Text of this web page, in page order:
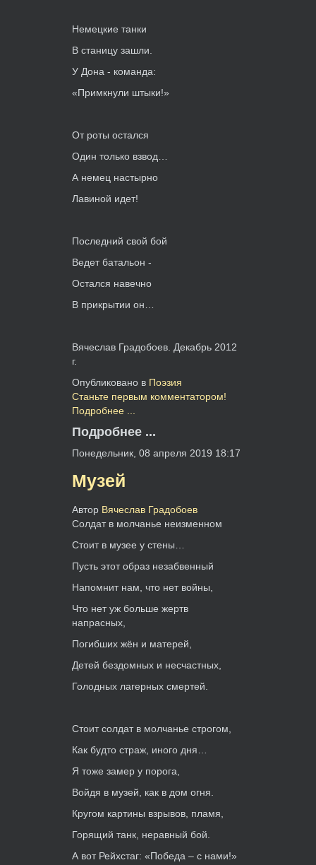
Немецкие танки
В станицу зашли.
У Дона - команда:
«Примкнули штыки!»
От роты остался
Один только взвод…
А немец настырно
Лавиной идет!
Последний свой бой
Ведет батальон -
Остался навечно
В прикрытии он…
Вячеслав Градобоев. Декабрь 2012
г.
Опубликовано в Поэзия
Станьте первым комментатором!
Подробнее ...
Подробнее ...
Понедельник, 08 апреля 2019 18:17
Музей
Автор Вячеслав Градобоев
Солдат в молчанье неизменном
Стоит в музее у стены…
Пусть этот образ незабвенный
Напомнит нам, что нет войны,
Что нет уж больше жертв
напрасных,
Погибших жён и матерей,
Детей бездомных и несчастных,
Голодных лагерных смертей.
Стоит солдат в молчанье строгом,
Как будто страж, иного дня…
Я тоже замер у порога,
Войдя в музей, как в дом огня.
Кругом картины взрывов, пламя,
Горящий танк, неравный бой.
А вот Рейхстаг: «Победа – с нами!»